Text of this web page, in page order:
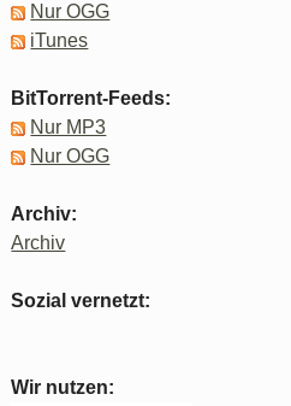
Nur OGG
iTunes
BitTorrent-Feeds:
Nur MP3
Nur OGG
Archiv:
Archiv
Sozial vernetzt:
Wir nutzen: